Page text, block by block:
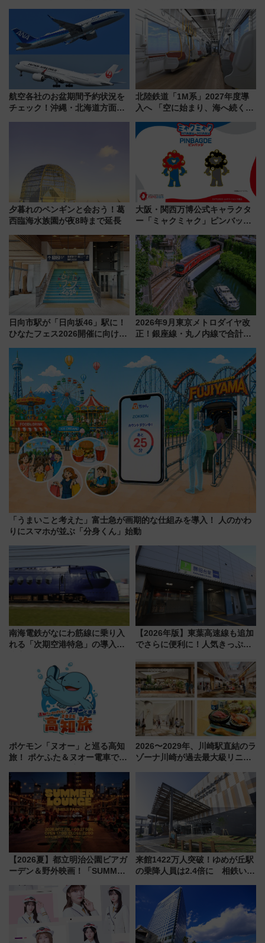
で水素利活用が加速
りたいけど……【WILLER お盆
帰省動向調査】
航空各社のお盆期間予約状況を
チェック！沖縄・北海道方面は
北陸鉄道「1M系」2027年度導
入へ 「空に始まり、海へ続く」
神秘的なデザイン
夕暮れのペンギンと会おう！葛
西臨海水族園が夜8時まで延長
大阪・関西万博公式キャラクタ
ー「ミャクミャク」ピンバッジ
中旬発売
日向市駅が「日向坂46」駅に！
ひなたフェス2026開催に向けJR
全力応援 夜行列車「ドリーム
おひさま号」も走る
2026年9月東京メトロダイヤ改
正！銀座線・丸ノ内線で合計
待
「うまいこと考えた」富士急が画期的な仕組みを導入！ 人のかわ
りにスマホが並ぶ「分身くん」始動
南海電鉄がなにわ筋線に乗り入
れる「次期空港特急」の導入を
日本初の鉄道デザイン
【2026年版】東葉高速線も追加
でさらに便利に！人気きっぷ
今年も発売 秋・早春に千葉県を
巡るなら使い勝手・コスパ抜群
ポケモン「ヌオー」と巡る高知
旅！ ポケふた＆ヌオー電車で楽
路の絶景と絶品グルメを満喫！
（7月18日スタート）
2026〜2029年、川崎駅直結のラ
ゾーナ川崎が過去最大級リニュ
「いつから何が変わるか」徹底
解説！
【2026夏】都立明治公園ビアガ
ーデン＆野外映画！「SUMMER
ケジュール 夜風とビール、映画
を満喫！
来館1422万人突破！ゆめが丘駅
の乗降人員は2.4倍に 相鉄いず
年祭にそうにゃん＆DB.スター
マンが登場